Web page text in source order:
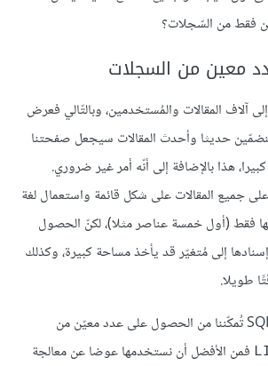
فقط من السّجلات؟
معين من السجلات
آلاف المقالات والمُستخدمين، وبالتّالي فعرض
حديثا وأحدث المقالات سيجعل صفحتنا
هذا بالإضافة إلى أنّه أمر غير ضروري.
جميع المقالات على شكل قائمة واستعمال لغة
فقط (أول خمسة عناصر مثلا)، لكنّ الحصول
إلى مُتغيّر قد يأخذ مساحة كبيرة، وكذلك
طويلا.
وبما أنّ قواعد بيانات SQL تُمكّننا من الحصول على عدد معيّن من
فمن الأفضل أن نستخدمها عوضا عن معالجة